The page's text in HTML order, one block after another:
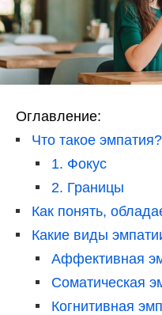
Оглавление:
Что такое эмпатия?
1. Фокус
2. Границы
Как понять,
Какие виды
Аффективная
Соматическая
Когнитивная